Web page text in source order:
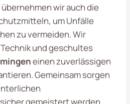
wir auch die
um Unfälle
zu vermeiden. Wir
und geschultes
einen zuverlässigen
Gemeinsam sorgen
gemeistert werden